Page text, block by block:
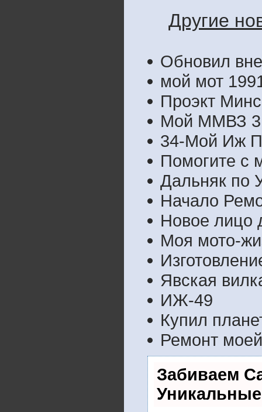
Другие
Обновил
мой мот
Проэкт
Мой ММВЗ
34-Мой Иж
Помогите с
Дальняк по
Начало
Новое лицо
Моя мото-
Явская
ИЖ-49
Купил
Ремонт
Забиваем